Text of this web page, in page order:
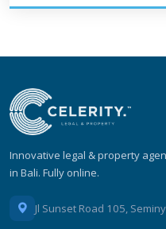
Innovative legal & property
in Bali. Fully online.
Jl Sunset Road 105,